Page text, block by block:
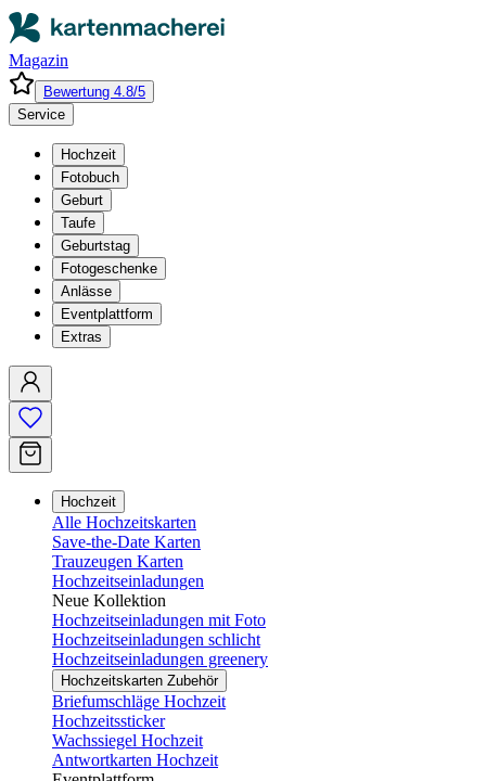
Magazin
Bewertung 4.8/5
Service
Hochzeit
Fotobuch
Geburt
Taufe
Geburtstag
Fotogeschenke
Anlässe
Eventplattform
Extras
Hochzeit
Alle Hochzeitskarten
Save-the-Date Karten
Trauzeugen Karten
Hochzeitseinladungen
Neue Kollektion
Hochzeitseinladungen mit Foto
Hochzeitseinladungen schlicht
Hochzeitseinladungen greenery
Hochzeitskarten Zubehör
Briefumschläge Hochzeit
Hochzeitssticker
Wachssiegel Hochzeit
Antwortkarten Hochzeit